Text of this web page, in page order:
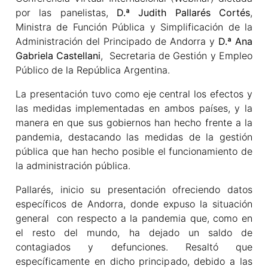
por las panelistas, D.ª Judith Pallarés Cortés,
Ministra de Función Pública y Simplificación de la
Administración del Principado de Andorra y D.ª Ana
Gabriela Castellani, Secretaria de Gestión y Empleo
Público de la República Argentina.
La presentación tuvo como eje central los efectos y
las medidas implementadas en ambos países, y la
manera en que sus gobiernos han hecho frente a la
pandemia, destacando las medidas de la gestión
pública que han hecho posible el funcionamiento de
la administración pública.
Pallarés, inicio su presentación ofreciendo datos
específicos de Andorra, donde expuso la situación
general con respecto a la pandemia que, como en
el resto del mundo, ha dejado un saldo de
contagiados y defunciones. Resaltó que
específicamente en dicho principado, debido a las